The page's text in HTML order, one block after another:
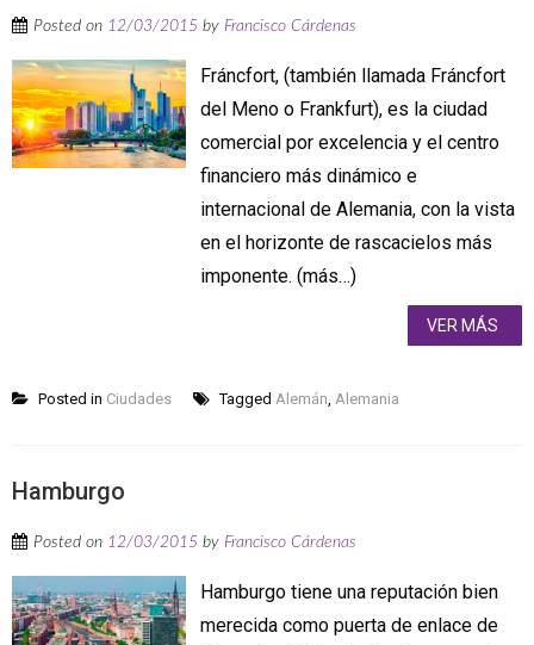
Posted on 12/03/2015 by Francisco Cárdenas
Fráncfort, (también llamada Fráncfort
del Meno o Frankfurt), es la ciudad
comercial por excelencia y el centro
financiero más dinámico e
internacional de Alemania, con la vista
en el horizonte de rascacielos más
imponente. (más…)
VER MÁS
Posted in Ciudades Tagged Alemán, Alemania
Hamburgo
Posted on 12/03/2015 by Francisco Cárdenas
Hamburgo tiene una reputación bien
merecida como puerta de enlace de